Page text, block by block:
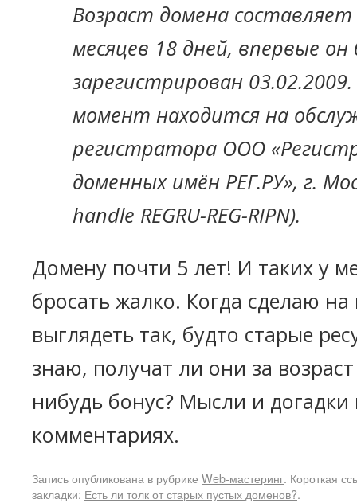
Возраст домена составляет
месяцев 18 дней, впервые он
зарегистрирован
момент находится на
регистратора ООО
доменных имён РЕГ.РУ», г.
handle REGRU-REG-RIPN).
Домену почти 5 лет! И таких у
бросать жалко. Когда сделаю
выглядеть так, будто старые
знаю, получат ли они за
нибудь бонус? Мысли и
комментариях.
Запись опубликована в рубрике Web-мастеринг. Короткая
закладки: Есть ли толк от старых пустых доменов?.